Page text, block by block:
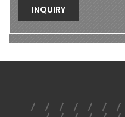
INQUIRY